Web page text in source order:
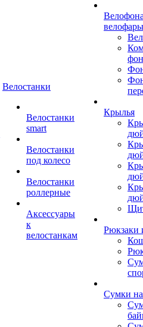
Велостанки
Велостанки
smart
Велостанки
под колесо
Велостанки
роллерные
Аксессуары
к
велостанкам
велофары
Крылья
Рюкзаки
Сумки